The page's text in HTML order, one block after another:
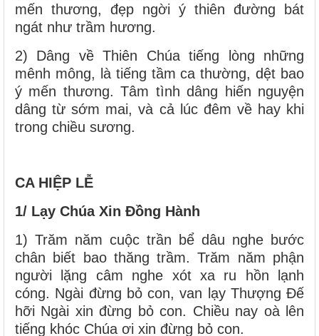
mến thương, đẹp ngời ý thiên đường bát
ngát như trầm hương.
2) Dâng về Thiên Chúa tiếng lòng những
mênh mông, là tiếng tầm ca thường, dệt bao
ý mến thương. Tâm tình dâng hiến nguyện
dâng từ sớm mai, và cả lúc đêm về hay khi
trong chiều sương.
CA HIỆP LỄ
1/ Lạy Chúa Xin Đồng Hành
1) Trăm năm cuộc trần bể dâu nghe bước
chân biết bao thăng trầm. Trăm năm phận
người lặng câm nghe xót xa ru hồn lạnh
cóng. Ngài đừng bỏ con, van lạy Thượng Đế
hỡi Ngài xin đừng bỏ con. Chiều nay oà lên
tiếng khóc Chúa ơi xin đừng bỏ con.